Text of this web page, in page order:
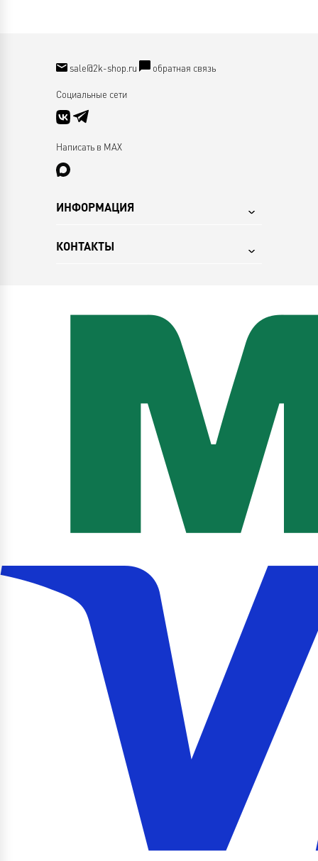
sale@2k-shop.ru обратная связь
Социальные сети
Написать в MAX
ИНФОРМАЦИЯ
КОНТАКТЫ